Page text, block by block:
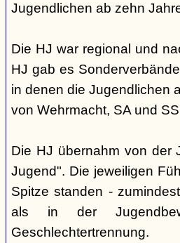
Jugendlichen ab zehn
Die HJ war regional und
HJ gab es
in denen die Jugendlichen
von Wehrmacht, SA und
Die HJ übernahm von der
Jugend". Die jeweiligen
Spitze standen -
als in der
Geschlechtertrennung.